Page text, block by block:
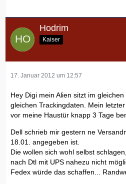
Hodrim
Kaiser
17. Januar 2012 um 12:57
Hey Digi mein Alien sitzt im
gleichen Trackingdaten. Mein
vor meine Haustür knapp 3 Tage
Dell schrieb mir gestern ne
18.01. angegeben ist.
Die wollen sich wohl selbst
nach Dtl mit UPS nahezu nicht
Fedex würde das schaffen...